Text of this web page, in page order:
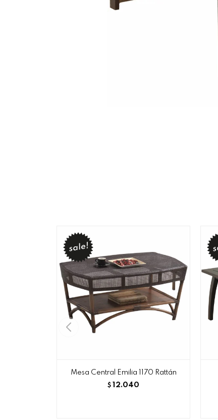
Mesa Central Emilia 1170 Rattán
$ 12.040